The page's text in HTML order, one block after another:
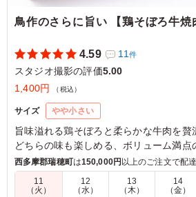
鳥作のさらに旨い 【鶏そぼろ牛焼
4.59 11件
スタジオ撮影の評価5.00
1,400円
（税込）
サイズ やや小さい
旨味溢れる鶏そぼろと柔らかな牛肉を贅
どちらの味も楽しめる、ボリューム満
そる絶妙なハーモニーで、特別なランチ
ぜひご賞味ください。
西多摩郡瑞穂町は150,000円 以上のご注文で配
11
（火）
12
（水）
13
（木）
14
（金）